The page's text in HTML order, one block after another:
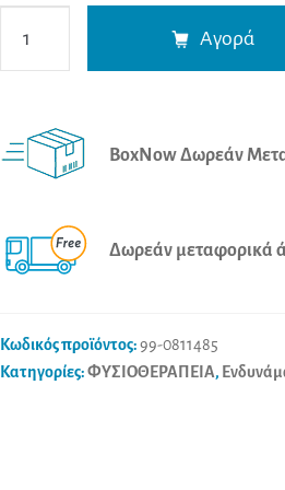
Ball
Ώχρα
Μπάλα
Antistress
ποσότητα
Αγορά
BoxNow Δωρεάν
Δωρεάν μεταφορικά
Κωδικός προϊόντος:99-0811485
Κατηγορίες:ΦΥΣΙΟΘΕΡΑΠΕΙΑ,